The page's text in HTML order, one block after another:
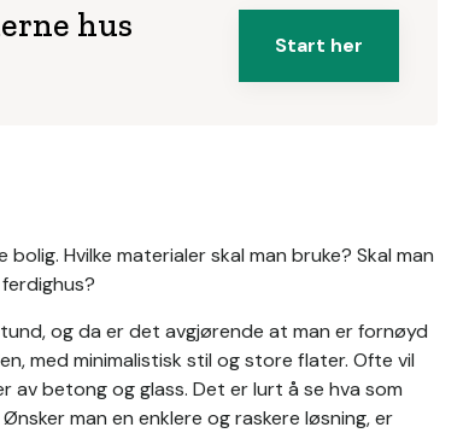
hus
Start her
Hvilke materialer skal man bruke? Skal man
og da er det avgjørende at man er fornøyd
med minimalistisk stil og store flater. Ofte vil
betong og glass. Det er lurt å se hva som
man en enklere og raskere løsning, er